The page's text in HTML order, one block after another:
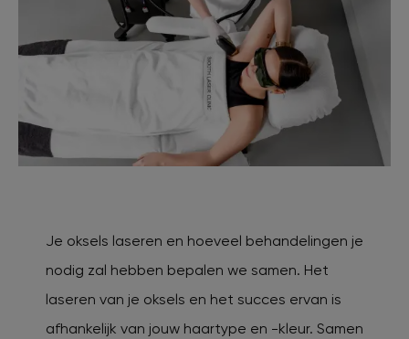
Je oksels laseren en hoeveel behandelingen je
nodig zal hebben bepalen we samen. Het
laseren van je oksels en het succes ervan is
afhankelijk van jouw haartype en -kleur. Samen